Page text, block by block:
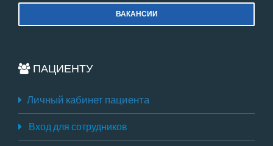
ВАКАНСИИ
ПАЦИЕНТУ
Личный кабинет пациента
Вход для сотрудников